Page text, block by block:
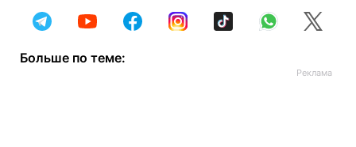
Больше по теме: